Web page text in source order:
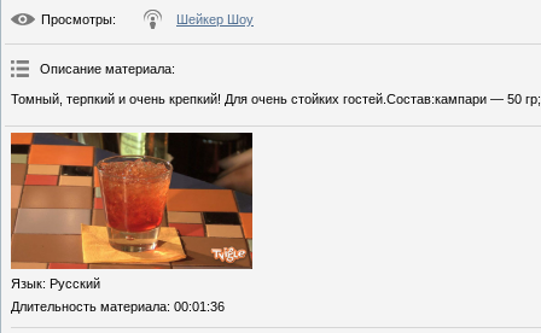
Просмотры: Шейкер Шоу
Описание материала:
Томный, терпкий и очень крепкий! Для очень стойких гостей.Состав:кампари — 50
Язык: Русский
Длительность материала: 00:01:36